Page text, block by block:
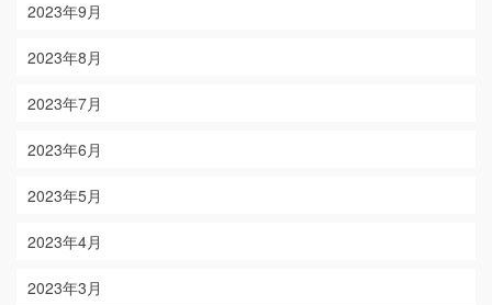
2023年9月
2023年8月
2023年7月
2023年6月
2023年5月
2023年4月
2023年3月